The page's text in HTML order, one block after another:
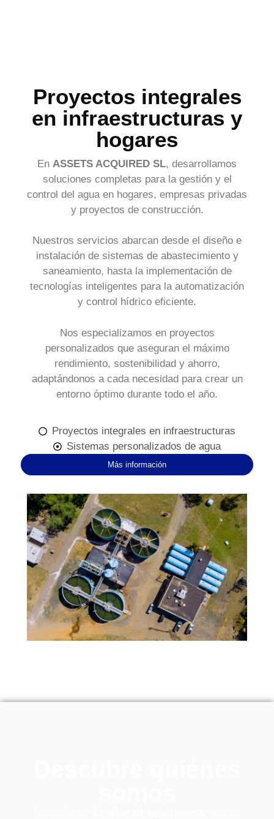
Proyectos integrales
en infraestructuras y
hogares
En ASSETS ACQUIRED SL, desarrollamos
soluciones completas para la gestión y el
control del agua en hogares, empresas privadas
y proyectos de construcción.
Nuestros servicios abarcan desde el diseño e
instalación de sistemas de abastecimiento y
saneamiento, hasta la implementación de
tecnologías inteligentes para la automatización
y control hídrico eficiente.
Nos especializamos en proyectos
personalizados que aseguran el máximo
rendimiento, sostenibilidad y ahorro,
adaptándonos a cada necesidad para crear un
entorno óptimo durante todo el año.
Proyectos integrales en infraestructuras
Sistemas personalizados de agua
Más información